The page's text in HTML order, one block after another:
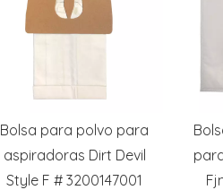
Bolsa para polvo para
aspiradoras Dirt Devil
Style F # 3200147001